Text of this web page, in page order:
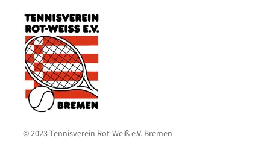
© 2023 Tennisverein Rot-Weiß e.V. Bremen